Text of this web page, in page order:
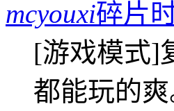
mcyouxi碎片
[游戏模式]
都能玩的